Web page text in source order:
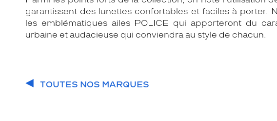
garantissent des lunettes confortables et faciles à porter.
les emblématiques ailes POLICE qui apporteront du
urbaine et audacieuse qui conviendra au style de chacun.
TOUTES NOS MARQUES